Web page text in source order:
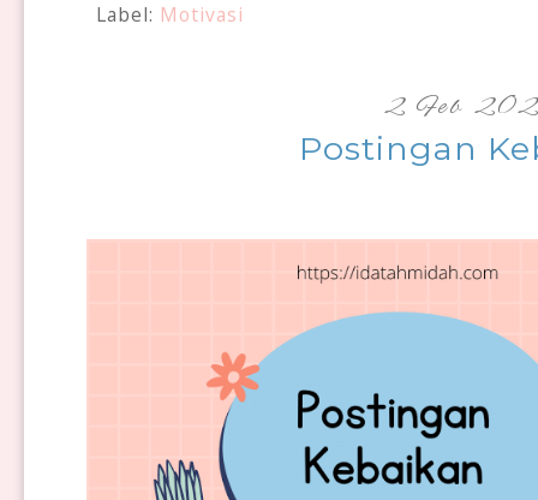
Label: Motivasi
2 Feb
Postingan